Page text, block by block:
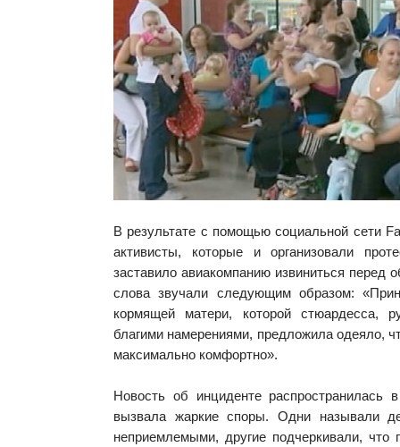
В результате с помощью социальной сети
активисты, которые и организовали
заставило авиакомпанию извиниться перед
слова звучали следующим образом:
кормящей матери, которой стюардесса,
благими намерениями, предложила одеяло,
максимально комфортно».
Новость об инциденте распространилась
вызвала жаркие споры. Одни называли
неприемлемыми, другие подчеркивали,